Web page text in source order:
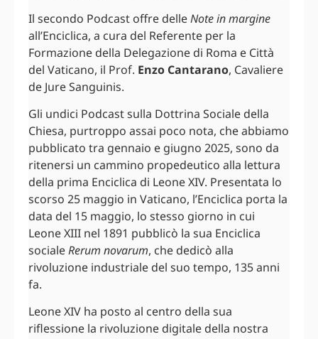
Il secondo Podcast offre delleNote in margine
all’Enciclica, a cura del Referente per la
Formazione della Delegazione di Roma e Città
del Vaticano, il Prof. Enzo Cantarano, Cavaliere
de Jure Sanguinis.
Gli undici Podcast sulla Dottrina Sociale della
Chiesa, purtroppo assai poco nota, che abbiamo
pubblicato tra gennaio e giugno 2025, sono da
ritenersi un cammino propedeutico alla lettura
della prima Enciclica di Leone XIV. Presentata lo
scorso 25 maggio in Vaticano, l’Enciclica porta la
data del 15 maggio, lo stesso giorno in cui
Leone XIII nel 1891 pubblicò la sua Enciclica
socialeRerum novarum, che dedicò alla
rivoluzione industriale del suo tempo, 135 anni
fa.
Leone XIV ha posto al centro della sua
riflessione la rivoluzione digitale della nostra